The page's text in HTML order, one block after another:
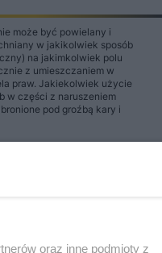
może być powielany i
w jakikolwiek sposób
na jakimkolwiek polu
z umieszczaniem w
praw. Jakiekolwiek użycie
w części z naruszeniem
pod groźbą kary i
oraz inne podmioty z